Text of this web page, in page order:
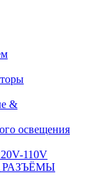
&
освещения
110V
РАЗЪЁМЫ